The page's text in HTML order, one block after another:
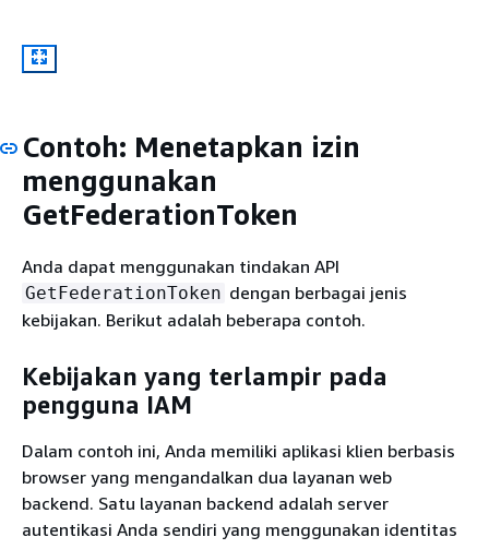
Contoh: Menetapkan izin
menggunakan
GetFederationToken
Anda dapat menggunakan tindakan API
GetFederationToken dengan berbagai jenis
kebijakan. Berikut adalah beberapa contoh.
Kebijakan yang terlampir pada
pengguna IAM
Dalam contoh ini, Anda memiliki aplikasi klien berbasis
browser yang mengandalkan dua layanan web
backend. Satu layanan backend adalah server
autentikasi Anda sendiri yang menggunakan identitas